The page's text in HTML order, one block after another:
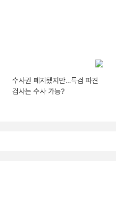
수사권 폐지됐지만…특검 파견
검사는 수사 가능?